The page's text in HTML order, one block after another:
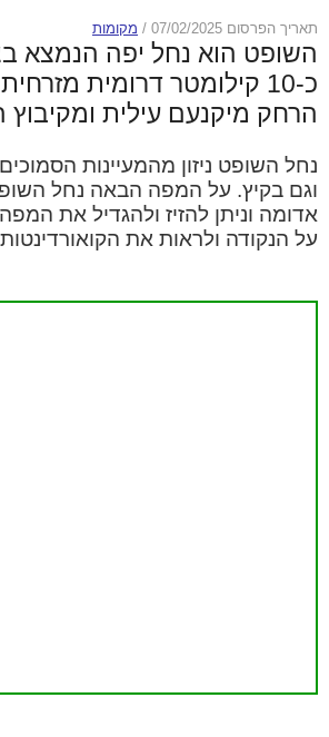
תאריך הפרסום 07/02/2025 / מקומות
השופט הוא נחל יפה הנמצא
כ-10 קילומטר דרומית
הרחק מיקנעם עילית ומקיבוץ
נחל השופט ניזון מהמעיינות
וגם בקיץ. על המפה הבאה נחל
אדומה וניתן להזיז ולהגדיל את
על הנקודה ולראות את